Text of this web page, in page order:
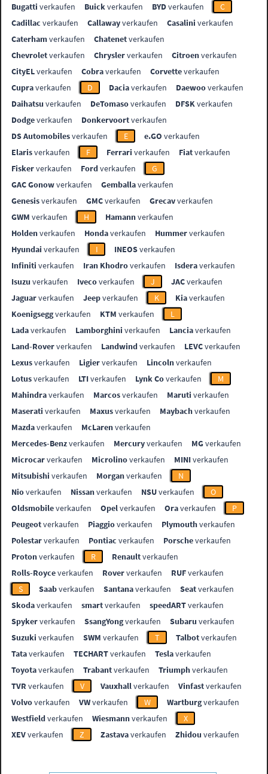
Bugatti verkaufen Buickverkaufen BYDverkaufen
C
Cadillac verkaufen Callawayverkaufen Casalini verkaufen
Caterhamverkaufen Chatenetverkaufen
Chevroletverkaufen Chryslerverkaufen Citroenverkaufen
CityELverkaufen Cobraverkaufen Corvetteverkaufen
Cupraverkaufen D Daciaverkaufen Daewooverkaufen
Daihatsu verkaufen DeTomasoverkaufen DFSKverkaufen
Dodgeverkaufen Donkervoortverkaufen
DS Automobilesverkaufen E e.GO verkaufen
Elarisverkaufen F Ferrari verkaufen Fiatverkaufen
Fiskerverkaufen Fordverkaufen
G
GAC Gonowverkaufen Gemballaverkaufen
Genesisverkaufen GMCverkaufen Grecavverkaufen
GWM verkaufen H Hamannverkaufen
Holdenverkaufen Hondaverkaufen Hummerverkaufen
Hyundai verkaufen I INEOSverkaufen
Infiniti verkaufen Iran Khodroverkaufen Isderaverkaufen
Isuzu verkaufen Ivecoverkaufen J JACverkaufen
Jaguarverkaufen Jeepverkaufen K Kiaverkaufen
Koenigseggverkaufen KTM verkaufen
L
Ladaverkaufen Lamborghini verkaufen Lanciaverkaufen
Land-Roververkaufen Landwindverkaufen LEVCverkaufen
Lexusverkaufen Ligierverkaufen Lincolnverkaufen
Lotusverkaufen LTIverkaufen Lynk Coverkaufen
M
Mahindraverkaufen Marcosverkaufen Maruti verkaufen
Maserati verkaufen Maxusverkaufen Maybachverkaufen
Mazdaverkaufen McLarenverkaufen
Mercedes-Benzverkaufen Mercuryverkaufen MGverkaufen
Microcarverkaufen Microlinoverkaufen MINIverkaufen
Mitsubishi verkaufen Morganverkaufen
N
Nioverkaufen Nissanverkaufen NSUverkaufen
O
Oldsmobileverkaufen Opelverkaufen Oraverkaufen
P
Peugeotverkaufen Piaggioverkaufen Plymouthverkaufen
Polestarverkaufen Pontiac verkaufen Porscheverkaufen
Protonverkaufen R Renaultverkaufen
Rolls-Royceverkaufen Roververkaufen RUFverkaufen
S
Saabverkaufen Santanaverkaufen Seatverkaufen
Skodaverkaufen smartverkaufen speedARTverkaufen
Spykerverkaufen SsangYongverkaufen Subaru verkaufen
Suzuki verkaufen SWM verkaufen T Talbotverkaufen
Tataverkaufen TECHARTverkaufen Teslaverkaufen
Toyotaverkaufen Trabantverkaufen Triumphverkaufen
TVR verkaufen V Vauxhallverkaufen Vinfastverkaufen
Volvoverkaufen VWverkaufen W Wartburgverkaufen
Westfieldverkaufen Wiesmannverkaufen
X
XEVverkaufen Z Zastavaverkaufen Zhidou verkaufen